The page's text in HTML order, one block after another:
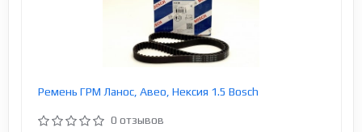
Ремень ГРМ Ланос, Авео, Нексия 1.5 Bosch
0 отзывов